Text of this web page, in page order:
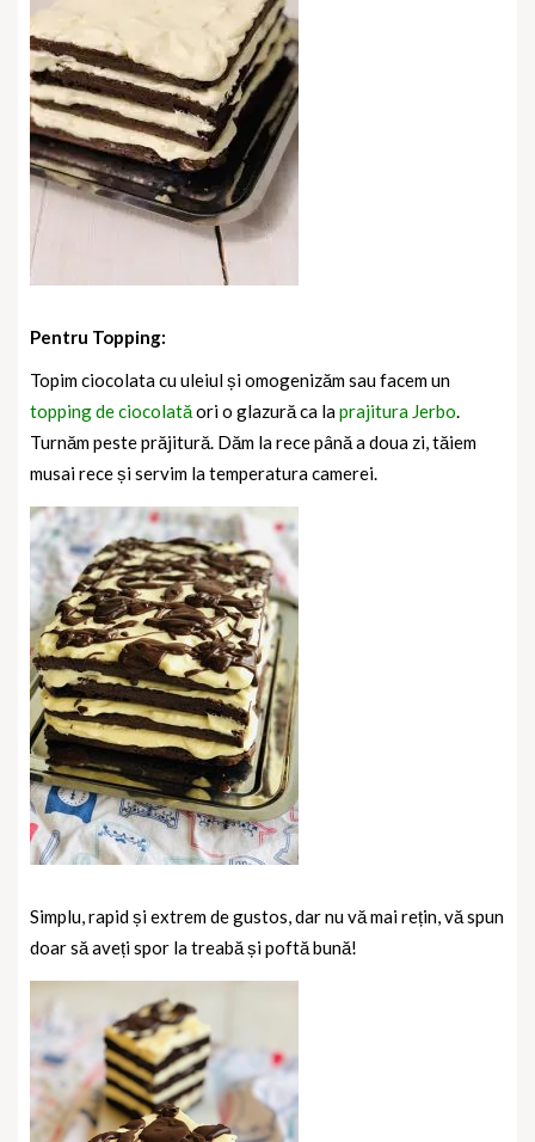
Pentru Topping:
Topim ciocolata cu uleiul și omogenizăm sau facem un
topping de ciocolatăori o glazură ca laprajitura Jerbo.
Turnăm peste prăjitură. Dăm la rece până a doua zi, tăiem
musai rece și servim la temperatura camerei.
Simplu, rapid și extrem de gustos, dar nu vă mai rețin, vă spun
doar să aveți spor la treabă și poftă bună!